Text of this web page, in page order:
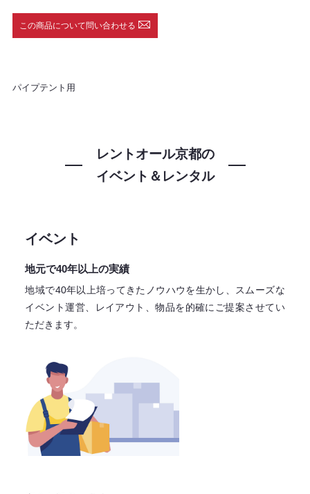
この商品について問い合わせる
パイプテント用
レントオール京都の
イベント＆レンタル
イベント
地元で40年以上の実績
地域で40年以上培ってきたノウハウを生かし、スムーズな
イベント運営、レイアウト、物品を的確にご提案させてい
ただきます。